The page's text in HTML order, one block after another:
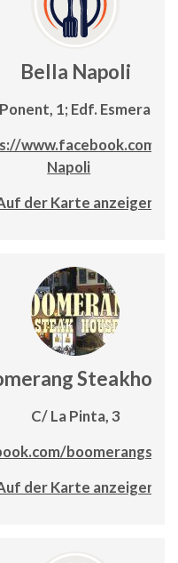
Bella Napoli
Ponent, 1; Edf. Esmeralda
www.facebook.com/
Napoli
Auf der Karte anzeigen
C/ La Pinta, 3
Auf der Karte anzeigen